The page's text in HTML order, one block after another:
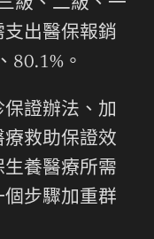
級、二級、一
出醫保報銷
80.1%。
證辦法、加
療救助保證效
養醫療所需
步驟加重群